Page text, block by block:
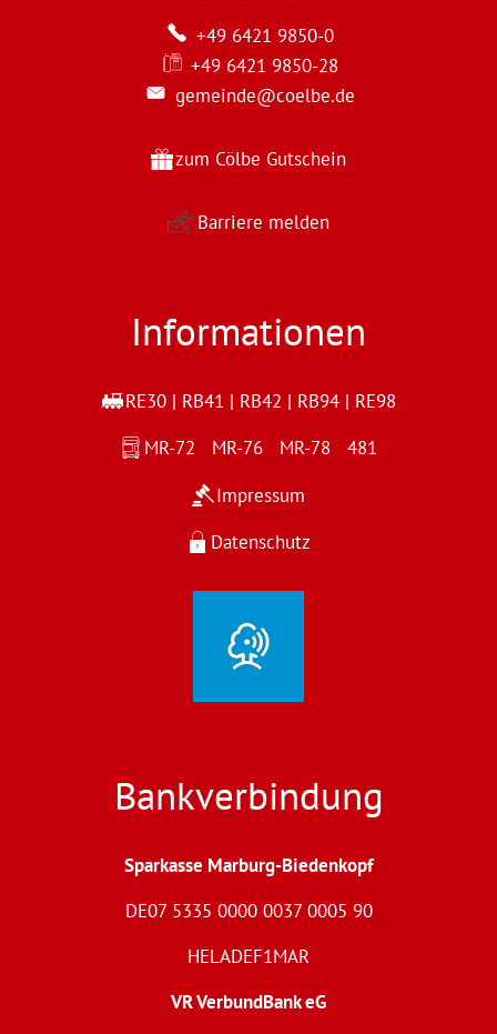
+49 6421 9850-0
+49 6421 9850-28
gemeinde@coelbe.de
zum Cölbe Gutschein
Barriere melden
Informationen
RE30 | RB41 | RB42 | RB94 | RE98
MR-72 MR-76 MR-78 481
Impressum
Datenschutz
Bankverbindung
Sparkasse Marburg-Biedenkopf
DE07 5335 0000 0037 0005 90
HELADEF1MAR
VR VerbundBank eG